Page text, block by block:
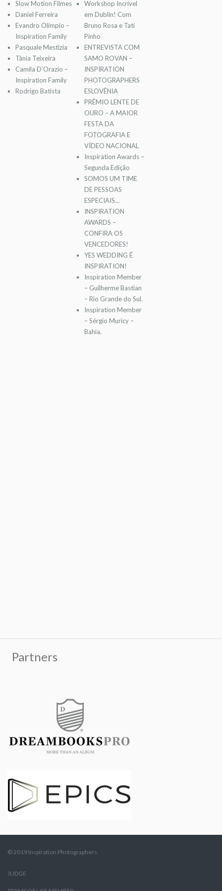
Slow Motion Filmes
Daniel Ferreira
Evandro Olímpio –
Inspiration Family
Pasquale Mestizia
Tânia Teixeira
Camila D’Orazio –
Inspiration Family
Rodrigo Batista
Workshop Incrível
em Dublin! Com
Bruno Rosa e Tati
Pinho
ENTREVISTA COM
SAMO ROVAN –
INSPIRATION
PHOTOGRAPHERS
ESLOVÊNIA
PRÊMIO LENTE DE
OURO – A MAIOR
FESTA DA
FOTOGRAFIA E
VÍDEO NACIONAL
Inspiration Awards –
Segunda Edição
SOMOS UM TIME
DE PESSOAS
ESPECIAIS…
INSPIRATION
AWARDS –
CONFIRA OS
VENCEDORES!
YES WEDDING É
INSPIRATION!
Inspiration Member
– Guilherme Bastian
– Rio Grande do Sul.
Inspiration Member
– Sérgio Muricy –
Bahia.
© 2019 Inspiration Photographers.
JUDGE